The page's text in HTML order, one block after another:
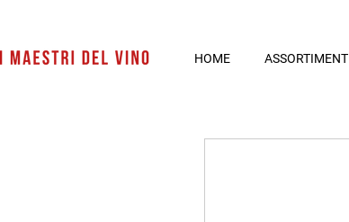
HOME ASSORTIMENT